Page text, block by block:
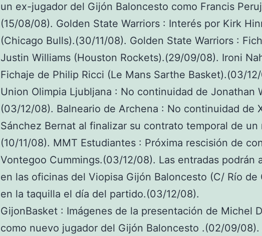
un ex-jugador del Gijón Baloncesto como Francis
(15/08/08). Golden State Warriors : Interés por Kirk
(Chicago Bulls).(30/11/08). Golden State Warriors :
Justin Williams (Houston Rockets).(29/09/08). Ironi
Fichaje de Philip Ricci (Le Mans Sarthe Basket).(03/
Union Olimpia Ljubljana : No continuidad de Jonathan
(03/12/08). Balneario de Archena : No continuidad de
Sánchez Bernat al finalizar su contrato temporal de un
(10/11/08). MMT Estudiantes : Próxima rescisión de
Vontegoo Cummings.(03/12/08). Las entradas podrán
en las oficinas del Viopisa Gijón Baloncesto (C/ Río de
en la taquilla el día del partido.(03/12/08).
GijonBasket : Imágenes de la presentación de Michel
como nuevo jugador del Gijón Baloncesto .(02/09/08).